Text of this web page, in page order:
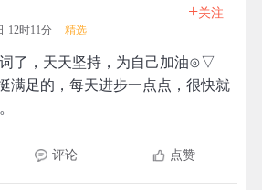
12时11分 精选
+关注
了，天天坚持，为自己加油⊙▽
满足的，每天进步一点点，很快就
评论 点赞